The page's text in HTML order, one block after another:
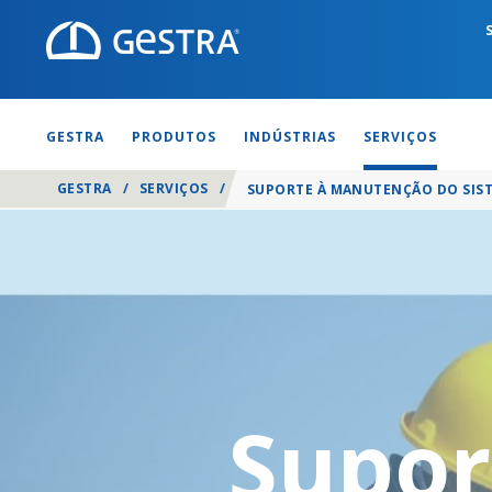
GESTRA PRODUTOS INDÚSTRIAS SERVIÇOS
GESTRA / SERVIÇOS / SUPORTE À MANUTENÇÃO DO